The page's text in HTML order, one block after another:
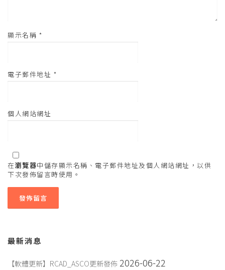
顯示名稱 *
電子郵件地址 *
個人網站網址
在瀏覽器中儲存顯示名稱、電子郵件地址及個人網站網址，以供
下次發佈留言時使用。
最新消息
【軟體更新】RCAD_ASCO更新發佈 2026-06-22